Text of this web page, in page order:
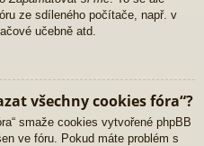
ze sdíleného počítače, např. v
učebně atd.
všechny cookies fóra“?
smaže cookies vytvořené phpBB
ve fóru. Pokud máte problém s